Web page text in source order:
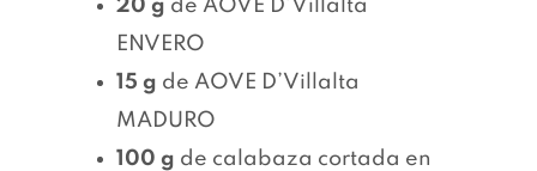
20 g de AOVE D’Villalta
ENVERO
15 g de AOVE D’Villalta
MADURO
100 g de calabaza cortada en